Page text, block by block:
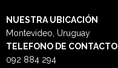
NUESTRAUBICACIÓN
Montevideo, Uruguay
TELEFONO DE CONTACTO
092 884 294